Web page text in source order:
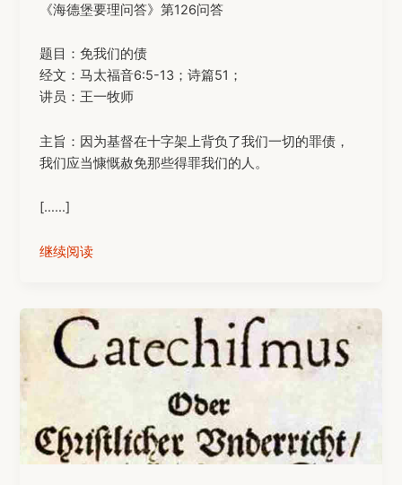
《海德堡要理问答》第126问答
题目：免我们的债
经文：马太福音6:5-13；诗篇51；
讲员：王一牧师
主旨：因为基督在十字架上背负了我们一切的罪债，
我们应当慷慨赦免那些得罪我们的人。
[……]
继续阅读